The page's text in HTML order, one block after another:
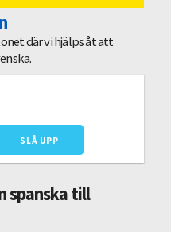
där vi hjälps åt att
spanska till